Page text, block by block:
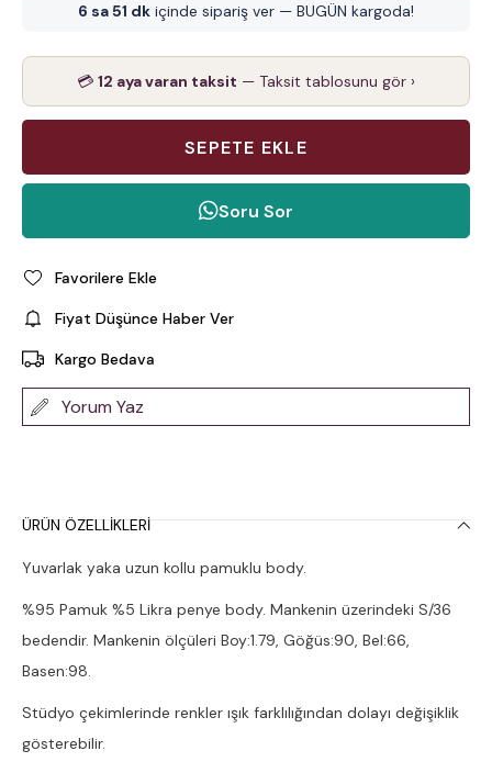
6 sa 51 dk içinde sipariş ver — BUGÜN kargoda!
💳 12 aya varan taksit — Taksit tablosunu gör ›
Soru Sor
Favorilere Ekle
Fiyat Düşünce Haber Ver
Kargo Bedava
Yorum Yaz
ÜRÜN ÖZELLIKLERI
Yuvarlak yaka uzun kollu pamuklu body.
%95 Pamuk %5 Likra penye body. Mankenin üzerindeki S/36
bedendir. Mankenin ölçüleri Boy:1.79, Göğüs:90, Bel:66,
Basen:98.
Stüdyo çekimlerinde renkler ışık farklılığından dolayı değişiklik
gösterebilir.